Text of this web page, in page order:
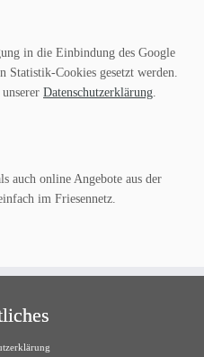
in die Einbindung des Google
Statistik-Cookies gesetzt werden.
Datenschutzerklärung.
auch online Angebote aus der
im Friesennetz.